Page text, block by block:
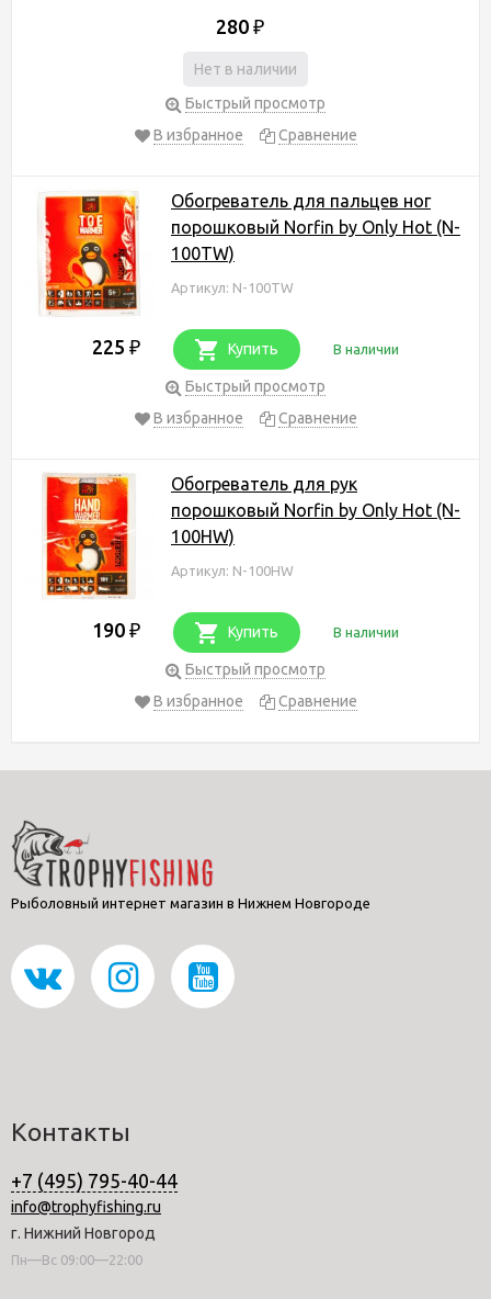
280 ₽
Нет в наличии
Быстрый просмотр
В избранное
Сравнение
Обогреватель для пальцев ног
порошковый Norfin by Only Hot (N-
100TW)
Артикул: N-100TW
225 ₽ Купить В наличии
Быстрый просмотр
В избранное
Сравнение
Обогреватель для рук
порошковый Norfin by Only Hot (N-
100HW)
Артикул: N-100HW
190 ₽ Купить В наличии
Быстрый просмотр
В избранное
Сравнение
Рыболовный интернет магазин в Нижнем Новгороде
Контакты
+7 (495) 795-40-44
info@trophyfishing.ru
г. Нижний Новгород
Пн—Вс 09:00—22:00